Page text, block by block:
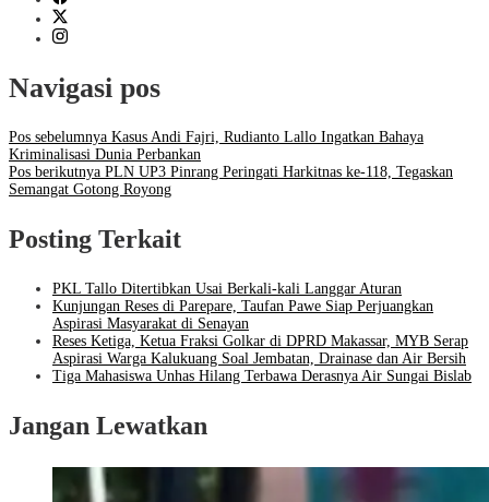
Navigasi pos
Pos sebelumnya Kasus Andi Fajri, Rudianto Lallo Ingatkan Bahaya
Kriminalisasi Dunia Perbankan
Pos berikutnya PLN UP3 Pinrang Peringati Harkitnas ke-118, Tegaskan
Semangat Gotong Royong
Posting Terkait
PKL Tallo Ditertibkan Usai Berkali-kali Langgar Aturan
Kunjungan Reses di Parepare, Taufan Pawe Siap Perjuangkan
Aspirasi Masyarakat di Senayan
Reses Ketiga, Ketua Fraksi Golkar di DPRD Makassar, MYB Serap
Aspirasi Warga Kalukuang Soal Jembatan, Drainase dan Air Bersih
Tiga Mahasiswa Unhas Hilang Terbawa Derasnya Air Sungai Bislab
Jangan Lewatkan